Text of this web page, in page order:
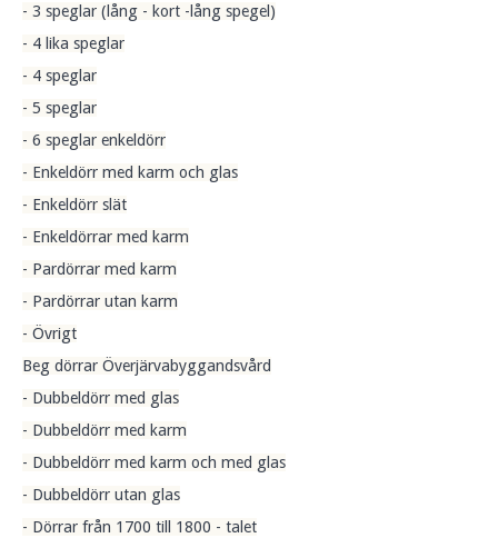
- 3 speglar (lång - kort -lång spegel)
- 4 lika speglar
- 4 speglar
- 5 speglar
- 6 speglar enkeldörr
- Enkeldörr med karm och glas
- Enkeldörr slät
- Enkeldörrar med karm
- Pardörrar med karm
- Pardörrar utan karm
- Övrigt
Beg dörrar Överjärvabyggandsvård
- Dubbeldörr med glas
- Dubbeldörr med karm
- Dubbeldörr med karm och med glas
- Dubbeldörr utan glas
- Dörrar från 1700 till 1800 - talet